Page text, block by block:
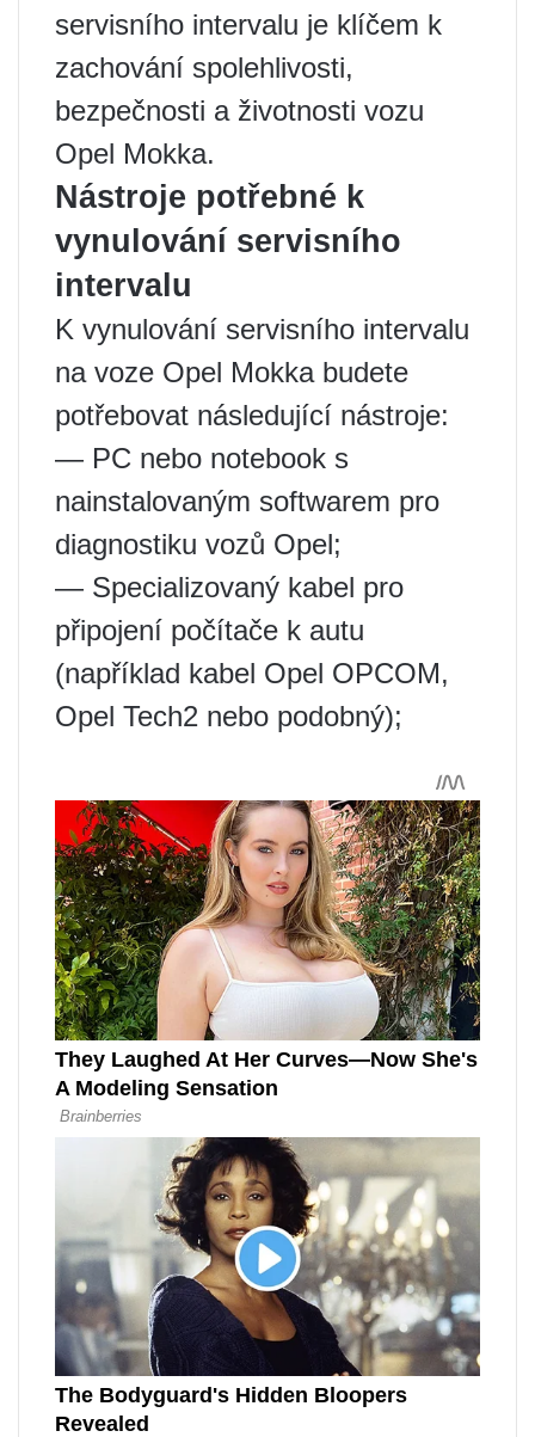
servisního intervalu je klíčem k
zachování spolehlivosti,
bezpečnosti a životnosti vozu
Opel Mokka.
Nástroje potřebné k
vynulování servisního
intervalu
K vynulování servisního intervalu
na voze Opel Mokka budete
potřebovat následující nástroje:
— PC nebo notebook s
nainstalovaným softwarem pro
diagnostiku vozů Opel;
— Specializovaný kabel pro
připojení počítače k autu
(například kabel Opel OPCOM,
Opel Tech2 nebo podobný);